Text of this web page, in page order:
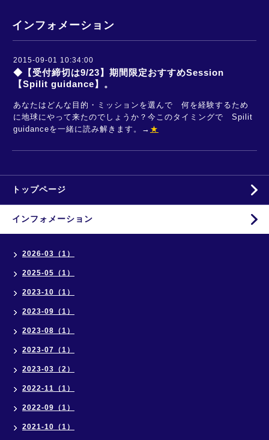
インフォメーション
2015-09-01 10:34:00
◆【受付締切は9/23】期間限定おすすめSession
【Spilit guidance】。
あなたはどんな目的・ミッションを選んで 何を経験するため
に地球にやって来たのでしょうか？今このタイミングで Spilit
guidanceを一緒に読み解きます。→ ★
トップページ
インフォメーション
2026-03（1）
2025-05（1）
2023-10（1）
2023-09（1）
2023-08（1）
2023-07（1）
2023-03（2）
2022-11（1）
2022-09（1）
2021-10（1）